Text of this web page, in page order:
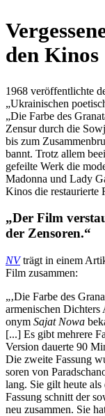
den Kinos
1968 ver­öf­fent­lichte
„Ukrai­ni­schen
„Die Farbe des
Zensur durch die
bis zum
bannt. Trotz allem
ge­feilte Werk die
Madonna und Lady
Kinos die restau­rierte
„Der Film
der Zensoren.“
NVträgt in einem
Film zusammen:
„‚Die Farbe des
arme­ni­schen
onym Sajat Nowa
[...] Es gibt mehrere
Version dauerte 90
Die zweite Fassung
so­ren von
lang. Sie gilt heute
Fassung schnitt der
neu zusam­men. Sie